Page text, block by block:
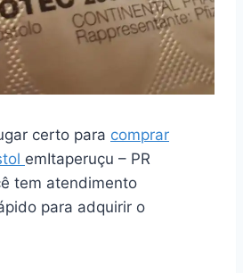
certo para comprar
emItaperuçu – PR
tem atendimento
para adquirir o